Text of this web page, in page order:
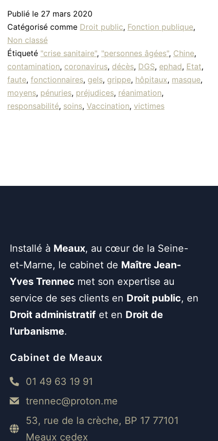
Publié le 27 mars 2020
Catégorisé comme Droit public, Fonction publique,
Non classé
Étiqueté "crise sanitaire", "personnes âgées", Chine,
contamination, coronavirus, décès, DGS, ephad, Etat,
faute, fonctionnaires, gels, grippe, hôpitaux, masque,
moyens, pénuries, préjudices, réanimation,
responsabilité, soins, Vaccination, victimes
Installé à Meaux, au cœur de la Seine-
et-Marne, le cabinet de Maître Jean-
Yves Trennec met son expertise au
service de ses clients en Droit public, en
Droit administratif et en Droit de
l’urbanisme.
Cabinet de Meaux
01 49 63 19 91
trennec@proton.me
53, rue de la crèche, BP 17 77101
Meaux cedex